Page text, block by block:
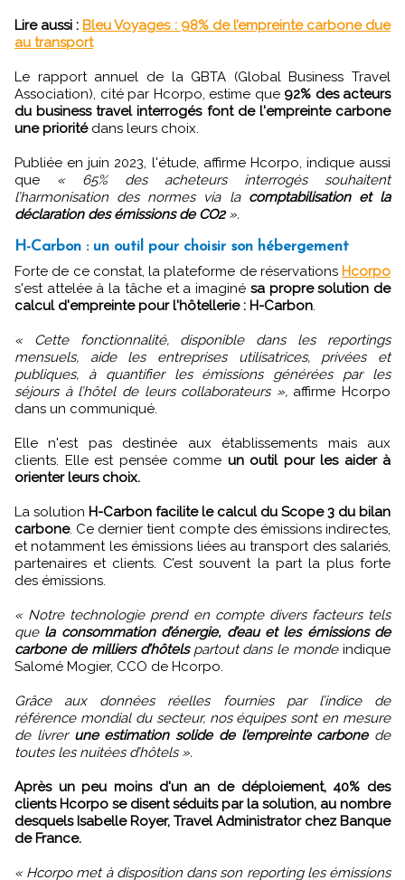
Lire aussi : Bleu Voyages : 98% de l’empreinte carbone due
au transport
Le rapport annuel de la GBTA (Global Business Travel
Association), cité par Hcorpo, estime que 92% des acteurs
du business travel interrogés font de l'empreinte carbone
une prioritédans leurs choix.
Publiée en juin 2023, l'étude, affirme Hcorpo, indique aussi
que « 65% des acheteurs interrogés souhaitent
l’harmonisation des normes via la comptabilisation et la
déclaration des émissions de CO2».
H-Carbon : un outil pour choisir son hébergement
Forte de ce constat, la plateforme de réservations Hcorpo
s'est attelée à la tâche et a imaginé sa propre solution de
calcul d'empreinte pour l'hôtellerie : H-Carbon.
« Cette fonctionnalité, disponible dans les reportings
mensuels, aide les entreprises utilisatrices, privées et
publiques, à quantifier les émissions générées par les
séjours à l’hôtel de leurs collaborateurs »,affirme Hcorpo
dans un communiqué.
Elle n'est pas destinée aux établissements mais aux
clients. Elle est pensée comme un outil pour les aider à
orienter leurs choix.
La solution H-Carbon facilite le calcul du Scope 3 du bilan
carbone. Ce dernier tient compte des émissions indirectes,
et notamment les émissions liées au transport des salariés,
partenaires et clients. C’est souvent la part la plus forte
des émissions.
« Notre technologie prend en compte divers facteurs tels
que la consommation d’énergie, d’eau et les émissions de
carbone de milliers d’hôtelspartout dans le mondeindique
Salomé Mogier, CCO de Hcorpo.
Grâce aux données réelles fournies par l’indice de
référence mondial du secteur, nos équipes sont en mesure
de livrer une estimation solide de l’empreinte carbonede
toutes les nuitées d’hôtels ».
Après un peu moins d'un an de déploiement, 40% des
clients Hcorpo se disent séduits par la solution, au nombre
desquels Isabelle Royer, Travel Administrator chez Banque
de France.
« Hcorpo met à disposition dans son reporting les émissions